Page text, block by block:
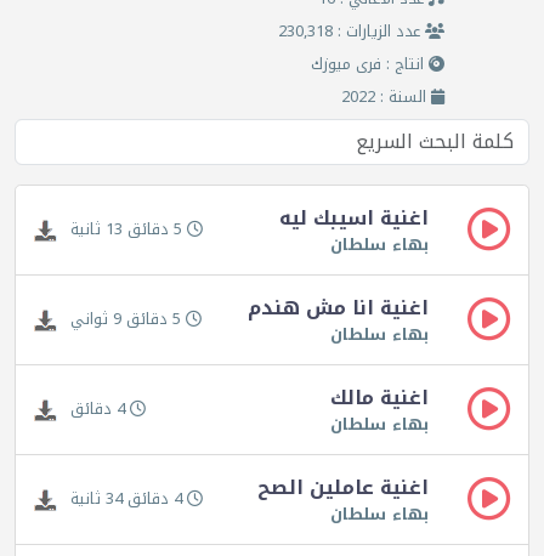
عدد الزيارات : 230,318
انتاج : فرى ميوزك
السنة : 2022
اغنية اسيبك ليه
بهاء سلطان 5 دقائق 13 ثانية
اغنية انا مش هندم
بهاء سلطان 5 دقائق 9 ثواني
اغنية مالك
بهاء سلطان 4 دقائق
اغنية عاملين الصح
بهاء سلطان 4 دقائق 34 ثانية